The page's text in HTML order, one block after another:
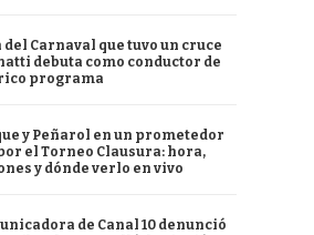
del Carnaval que tuvo un cruce
debuta como conductor de
programa
y Peñarol en un prometedor
el Torneo Clausura: hora,
y dónde verlo en vivo
de Canal 10 denunció